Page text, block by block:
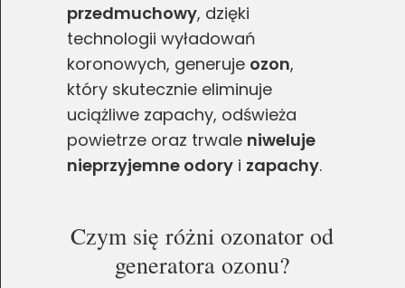
przedmuchowy, dzięki
technologii wyładowań
koronowych, generuje ozon,
który skutecznie eliminuje
uciążliwe zapachy, odświeża
powietrze oraz trwale niweluje
nieprzyjemne odory i zapachy.
Czym się różni ozonator od
generatora ozonu?